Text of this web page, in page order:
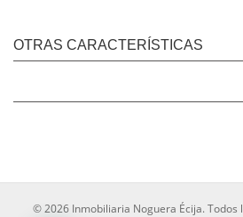
OTRAS CARACTERÍSTICAS
© 2026 Inmobiliaria Noguera Écija. Todos